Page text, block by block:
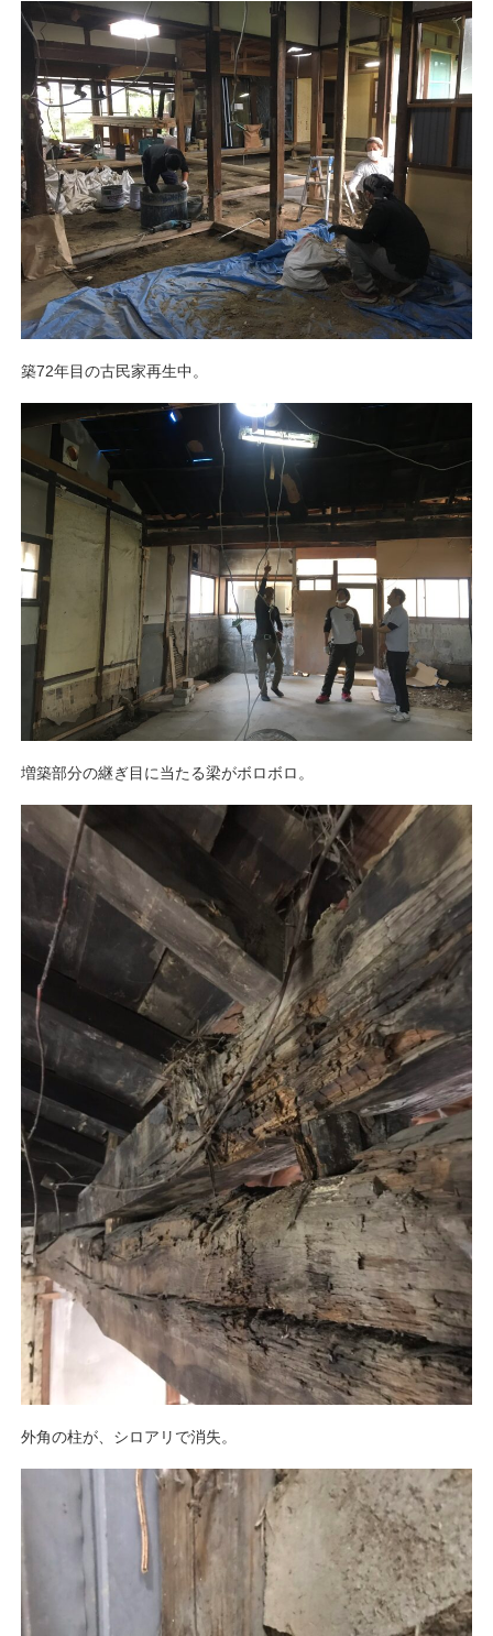
築72年目の古民家再生中。
増築部分の継ぎ目に当たる梁がボロボロ。
外角の柱が、シロアリで消失。